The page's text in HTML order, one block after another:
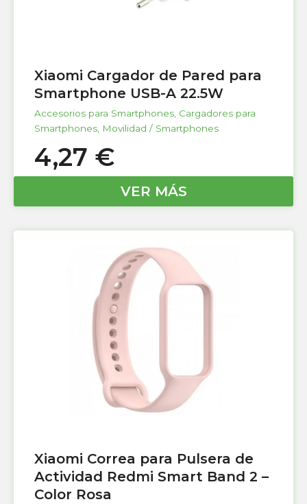
Xiaomi Cargador de Pared para
Smartphone USB-A 22.5W
Accesorios para Smartphones Cargadores para
Smartphones Movilidad / Smartphones
4,27 €
VER MÁS
Xiaomi Correa para Pulsera de
Actividad Redmi Smart Band 2 –
Color Rosa